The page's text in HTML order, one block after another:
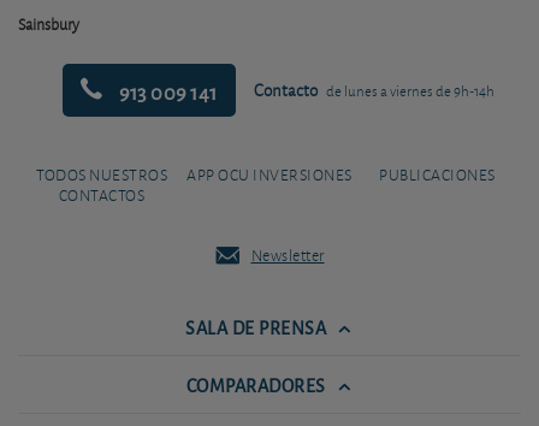
Sainsbury
913 009 141 Contacto de lunes a viernes de 9h-14h
TODOS NUESTROS
CONTACTOS
APP OCU INVERSIONES PUBLICACIONES
Newsletter
SALA DE PRENSA
COMPARADORES